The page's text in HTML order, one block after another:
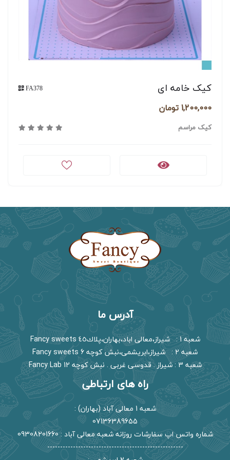
اینترنتی
دارد
ورود / ثبت نام
کیک خامه ای FA378
1,200,000 تومان
کیک مراسم
آدرس ما
شعبه 1 : شیراز،معالی اباد،بهاران،پلاك٤٥ Fancy sweets
شعبه 2 : شیراز،ابریشمی،نبش کوچه 6 Fancy sweets
شعبه 3 : شیراز . قدوسی غربی . نبش کوچه 12 Fancy Lab
راه های ارتباطی
شعبه 1 معالی آباد (بهاران) :
07136389655
شماره واتس اپ سفارشات روزانه شعبه معالی آباد : 09308201660
-----------------------------------------------------